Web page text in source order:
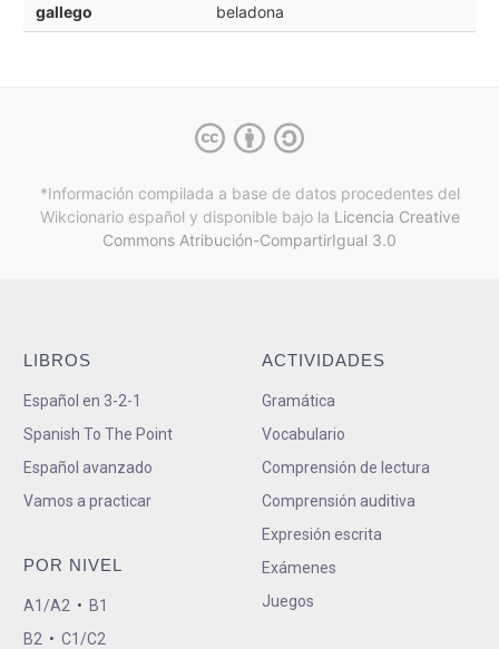
gallego beladona
*Información compilada a base de datos procedentes del
Wikcionario español y disponible bajo la Licencia Creative
Commons Atribución-CompartirIgual 3.0
LIBROS
Español en 3-2-1
Spanish To The Point
Español avanzado
Vamos a practicar
POR NIVEL
A1/A2 • B1
B2 • C1/C2
ACTIVIDADES
Gramática
Vocabulario
Comprensión de lectura
Comprensión auditiva
Expresión escrita
Exámenes
Juegos